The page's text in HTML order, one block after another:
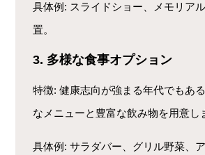
具体例: スライドショー、メモリア
置。
3. 多様な食事オプション
特徴: 健康志向が強まる年代でもあ
なメニューと豊富な飲み物を用意し
具体例: サラダバー、グリル野菜、